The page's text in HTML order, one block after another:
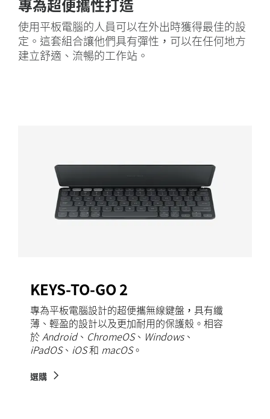
專為超便攜性打造
使用平板電腦的人員可以在外出時獲得最佳的設
定。這套組合讓他們具有彈性，可以在任何地方
建立舒適、流暢的工作站。
KEYS-TO-GO 2
專為平板電腦設計的超便攜無線鍵盤，具有纖
薄、輕盈的設計以及更加耐用的保護殼。相容
於Android、 ChromeOS、 Windows、
iPadOS、 iOS和 macOS。
選購